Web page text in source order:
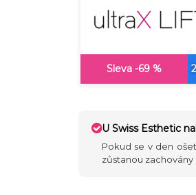
Sleva -69 %
U Swiss Esthetic
Pokud se v den
zůstanou